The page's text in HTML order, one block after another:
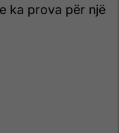
ka prova për një